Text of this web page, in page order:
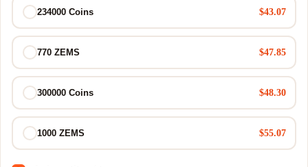
234000 Coins $43.07
770 ZEMS $47.85
300000 Coins $48.30
1000 ZEMS $55.07